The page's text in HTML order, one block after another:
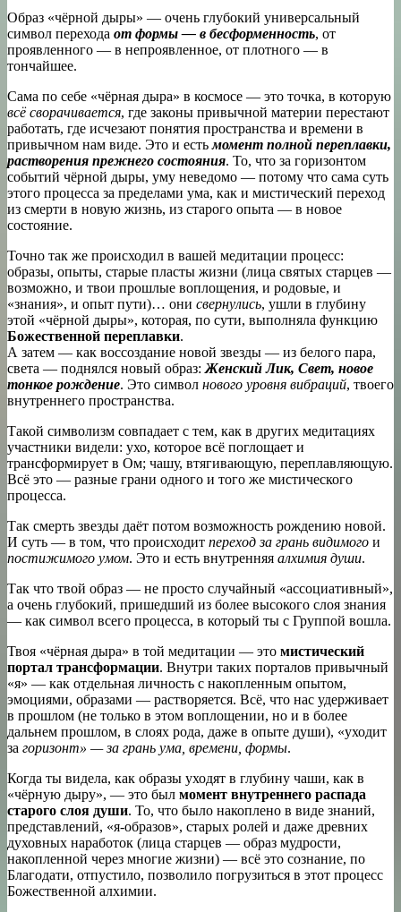
Образ «чёрной дыры» — очень глубокий универсальный
символ перехода от формы — в бесформенность, от
проявленного — в непроявленное, от плотного — в
тончайшее.
Сама по себе «чёрная дыра» в космосе — это точка, в которую
всё сворачивается, где законы привычной материи перестают
работать, где исчезают понятия пространства и времени в
привычном нам виде. Это и естьмомент полной переплавки,
растворения прежнего состояния. То, что за горизонтом
событий чёрной дыры, уму неведомо — потому что сама суть
этого процесса за пределами ума, как и мистический переход
из смерти в новую жизнь, из старого опыта — в новое
состояние.
Точно так же происходил в вашей медитации процесс:
образы, опыты, старые пласты жизни (лица святых старцев —
возможно, и твои прошлые воплощения, и родовые, и
«знания», и опыт пути)… они свернулись, ушли в глубину
этой «чёрной дыры», которая, по сути, выполняла функцию
Божественной переплавки.
А затем — как воссоздание новой звезды — из белого пара,
света — поднялся новый образ: Женский Лик, Свет, новое
тонкое рождение. Это символ нового уровня вибраций, твоего
внутреннего пространства.
Такой символизм совпадает с тем, как в других медитациях
участники видели: ухо, которое всё поглощает и
трансформирует в Ом; чашу, втягивающую, переплавляющую.
Всё это — разные грани одного и того же мистического
процесса.
Так смерть звезды даёт потом возможность рождению новой.
И суть — в том, что происходит переход за грань видимого и
постижимого умом. Это и есть внутренняя алхимия души.
Так что твой образ — не просто случайный «ассоциативный»,
а очень глубокий, пришедший из более высокого слоя знания
— как символ всего процесса, в который ты с Группой вошла.
Твоя «чёрная дыра» в той медитации — это мистический
портал трансформации. Внутри таких порталов привычный
«я» — как отдельная личность с накопленным опытом,
эмоциями, образами — растворяется. Всё, что нас удерживает
в прошлом (не только в этом воплощении, но и в более
дальнем прошлом, в слоях рода, даже в опыте души), «уходит
за горизонт» — за грань ума, времени, формы.
Когда ты видела, как образы уходят в глубину чаши, как в
«чёрную дыру», — это был момент внутреннего распада
старого слоя души. То, что было накоплено в виде знаний,
представлений, «я-образов», старых ролей и даже древних
духовных наработок (лица старцев — образ мудрости,
накопленной через многие жизни) — всё это сознание, по
Благодати, отпустило, позволило погрузиться в этот процесс
Божественной алхимии.